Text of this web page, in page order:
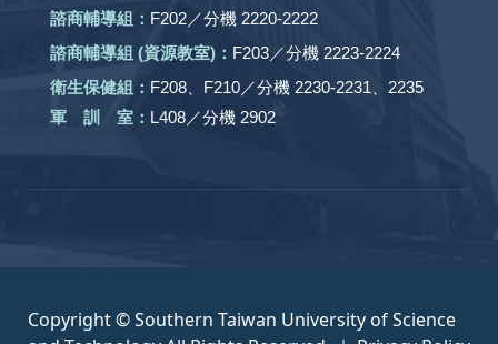
諮商輔導組： F202／分機 2220-2222
諮商輔導組 (資源教室)： F203／分機 2223-2224
衛生保健組： F208、F210／分機 2230-2231、2235
軍 訓 室： L408／分機 2902
Copyright © Southern Taiwan University of Science